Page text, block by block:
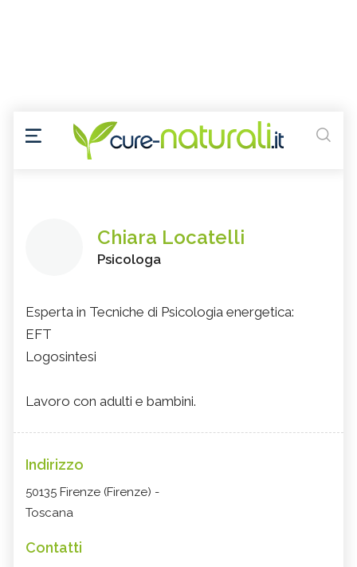
Chiara Locatelli
Psicologa
Esperta in Tecniche di Psicologia energetica:
EFT
Logosintesi
Lavoro con adulti e bambini.
Indirizzo
50135 Firenze (Firenze) -
Toscana
Contatti